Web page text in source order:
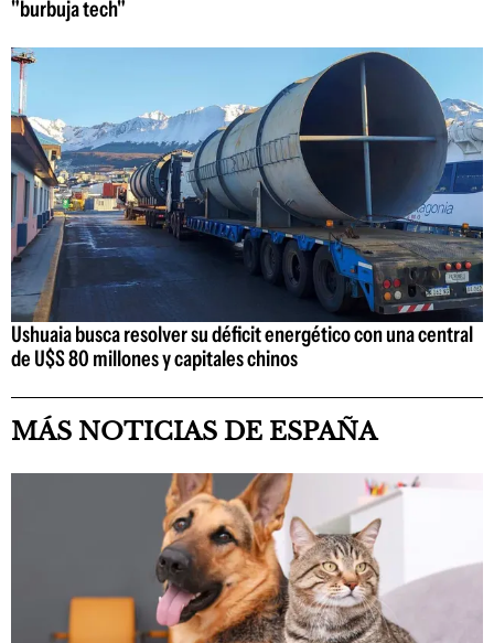
"burbuja tech"
Ushuaia busca resolver su déficit energético con una central
de U$S 80 millones y capitales chinos
MÁS NOTICIAS DE ESPAÑA